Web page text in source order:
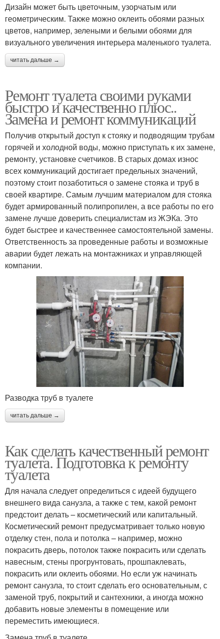
Дизайн может быть цветочным, узорчатым или
геометрическим. Также можно оклеить обоями разных
цветов, например, зелеными и белыми обоями для
визуального увеличения интерьера маленького туалета.
читать дальше →
Ремонт туалета своими руками
быстро и качественно плюс..
Замена и ремонт коммуникаций
Получив открытый доступ к стояку и подводящим трубам
горячей и холодной воды, можно приступать к их замене,
ремонту, установке счетчиков. В старых домах износ
всех коммуникаций достигает предельных значений,
поэтому стоит позаботиться о замене стояка и труб в
своей квартире. Самым лучшим материалом для стояка
будет армированный полипропилен, а все работы по его
замене лучше доверить специалистам из ЖЭКа. Это
будет быстрее и качественнее самостоятельной замены.
Ответственность за проведенные работы и возможные
аварии будет лежать на монтажниках и управляющей
компании.
Разводка труб в туалете
читать дальше →
Как сделать качественный ремонт
туалета. Подготовка к ремонту
туалета
Для начала следует определиться с идеей будущего
внешнего вида санузла, а также с тем, какой ремонт
предстоит делать – косметический или капитальный.
Косметический ремонт предусматривает только новую
отделку стен, пола и потолка – например, можно
покрасить дверь, потолок также покрасить или сделать
навесным, стены прогрунтовать, прошпаклевать,
покрасить или оклеить обоями. Но если уж начинать
ремонт санузла, то стоит сделать его основательным, с
заменой труб, покрытий и сантехники, а иногда можно
добавить новые элементы в помещение или
переместить имеющиеся.